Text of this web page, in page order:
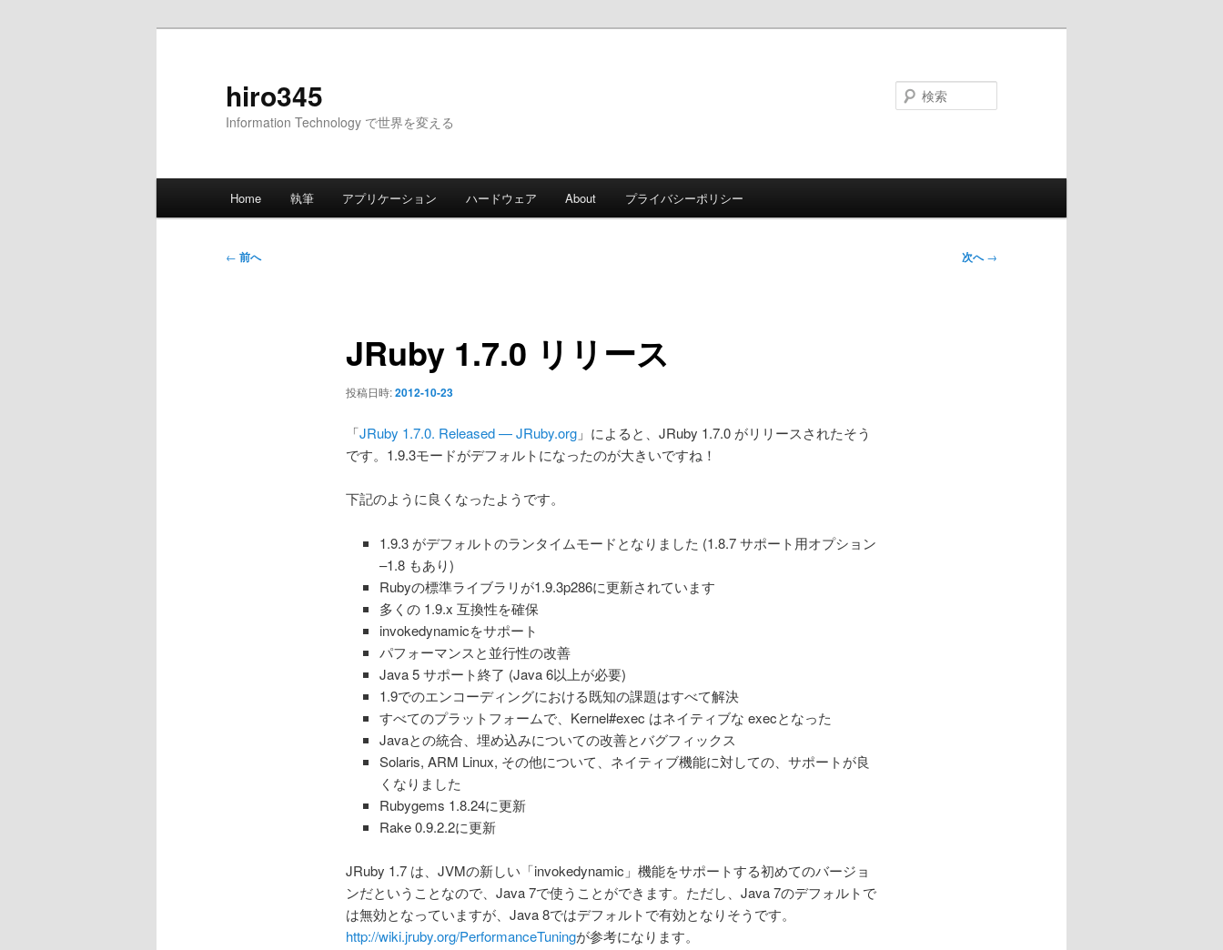
hiro345
Information Technology で世界を変える
Home 執筆 アプリケーション ハードウェア About プライバシーポリシー
投
← 前へ 次へ→
JRuby 1.7.0 リリース
投稿日時:2012-10-23
「JRuby 1.7.0. Released — JRuby.org」によると、JRuby 1.7.0 がリリースされたそう
です。1.9.3モードがデフォルトになったのが大きいですね！
下記のように良くなったようです。
1.9.3 がデフォルトのランタイムモードとなりました (1.8.7 サポート用オプション
–1.8 もあり)
Rubyの標準ライブラリが1.9.3p286に更新されています
多くの 1.9.x 互換性を確保
invokedynamicをサポート
パフォーマンスと並行性の改善
Java 5 サポート終了 (Java 6以上が必要)
1.9でのエンコーディングにおける既知の課題はすべて解決
すべてのプラットフォームで、Kernel#exec はネイティブな execとなった
Javaとの統合、埋め込みについての改善とバグフィックス
Solaris, ARM Linux, その他について、ネイティブ機能に対しての、サポートが良
くなりました
Rubygems 1.8.24に更新
Rake 0.9.2.2に更新
JRuby 1.7 は、JVMの新しい「invokedynamic」機能をサポートする初めてのバージョ
ンだということなので、Java 7で使うことができます。ただし、Java 7のデフォルトで
は無効となっていますが、Java 8ではデフォルトで有効となりそうです。
http://wiki.jruby.org/PerformanceTuningが参考になります。